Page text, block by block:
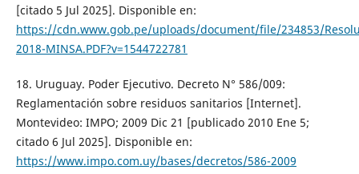
[citado 5 Jul 2025]. Disponible en:
https://cdn.www.gob.pe/uploads/document/file/234853/
2018-MINSA.PDF?v=1544722781
18. Uruguay. Poder Ejecutivo. Decreto N° 586/009:
Reglamentación sobre residuos sanitarios [Internet].
Montevideo: IMPO; 2009 Dic 21 [publicado 2010 Ene 5;
citado 6 Jul 2025]. Disponible en:
https://www.impo.com.uy/bases/decretos/586-2009